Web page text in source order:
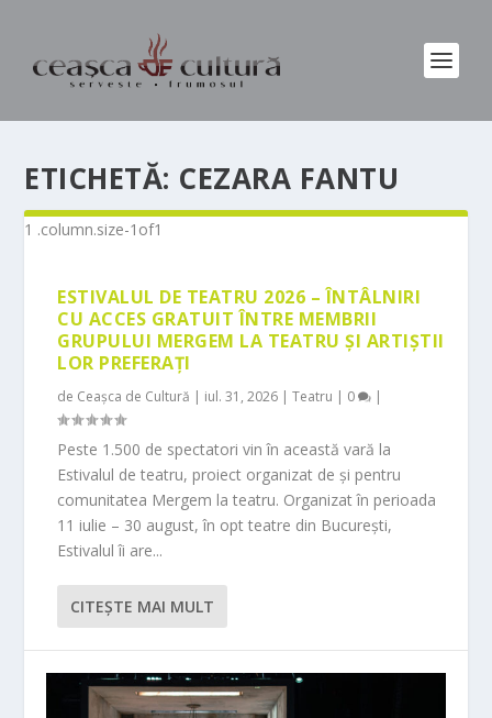
ETICHETĂ: CEZARA FANTU
ESTIVALUL DE TEATRU 2026 – ÎNTÂLNIRI
CU ACCES GRATUIT ÎNTRE MEMBRII
GRUPULUI MERGEM LA TEATRU ȘI ARTIȘTII
LOR PREFERAȚI
de Ceașca de Cultură | iul. 31, 2026 |Teatru | 0 |
Peste 1.500 de spectatori vin în această vară la
Estivalul de teatru, proiect organizat de și pentru
comunitatea Mergem la teatru. Organizat în perioada
11 iulie – 30 august, în opt teatre din București,
Estivalul îi are...
CITEŞTE MAI MULT